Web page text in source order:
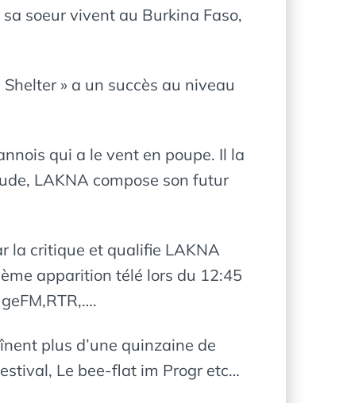
soeur vivent au Burkina Faso,
» a un succès au niveau
qui a le vent en poupe. Il la
LAKNA compose son futur
la critique et qualifie LAKNA
apparition télé lors du 12:45
plus d’une quinzaine de
Le bee-flat im Progr etc…